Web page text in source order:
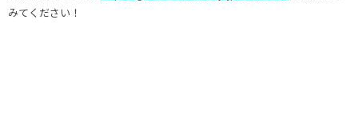
みてください！